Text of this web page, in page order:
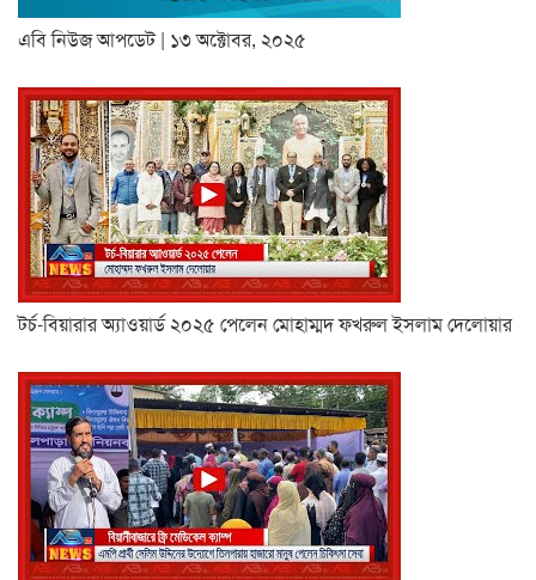
এবি নিউজ আপডেট | ১৩ অক্টোবর, ২০২৫
টর্চ-বিয়ারার অ্যাওয়ার্ড ২০২৫ পেলেন মোহাম্মদ ফখরুল ইসলাম দেলোয়ার